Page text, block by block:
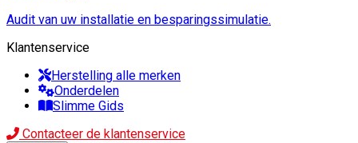
Audit van uw installatie en besparingssimulatie.
Klantenservice
Herstelling alle merken
Onderdelen
Slimme Gids
Contacteer de klantenservice